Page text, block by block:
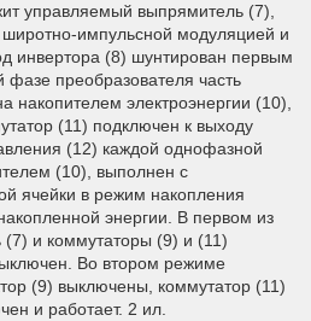
управляемый выпрямитель (7),
импульсной модуляцией и
инвертора (8) шунтирован первым
преобразователя часть
накопителем электроэнергии (10),
(11) подключен к выходу
(12) каждой однофазной
(10), выполнен с
ячейки в режим накопления
энергии. В первом из
и коммутаторы (9) и (11)
Во втором режиме
(9) выключены, коммутатор (11)
и работает. 2 ил.